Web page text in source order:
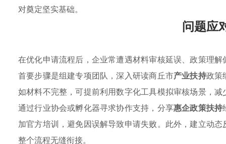
对奠定坚实基础。
问题应
在优化申请流程后，企业常遭遇材料审核延误、政策理
首要步骤是组建专项团队，深入研读商丘市产业扶持政策
如材料不完整，可提前利用数字化工具模拟审核场景，
通过行业协会或孵化器寻求协作支持，分享惠企政策扶持
加官方培训，避免因误解导致申请失败。此外，建立动
整个流程无缝衔接。